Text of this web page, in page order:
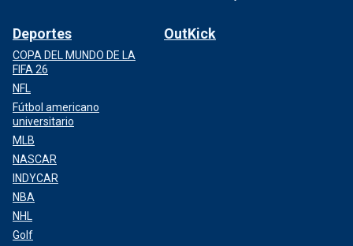
Deportes
COPA DEL MUNDO DE LA
FIFA 26
NFL
Fútbol americano
universitario
MLB
NASCAR
INDYCAR
NBA
NHL
Golf
OutKick